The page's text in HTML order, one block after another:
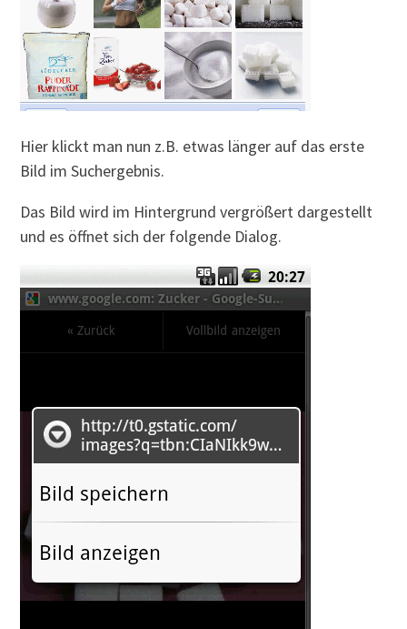
Hier klickt man nun z.B. etwas länger auf das erste
Bild im Suchergebnis.
Das Bild wird im Hintergrund vergrößert dargestellt
und es öffnet sich der folgende Dialog.